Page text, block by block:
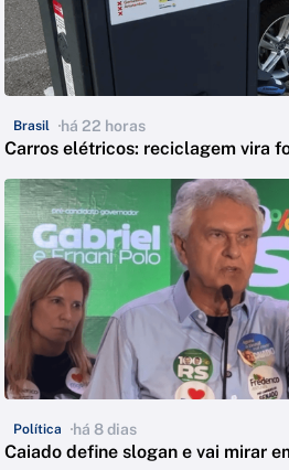
Brasil há 22 horas
Carros elétricos: reciclagem vira
Política há 8 dias
Caiado define slogan e vai mirar